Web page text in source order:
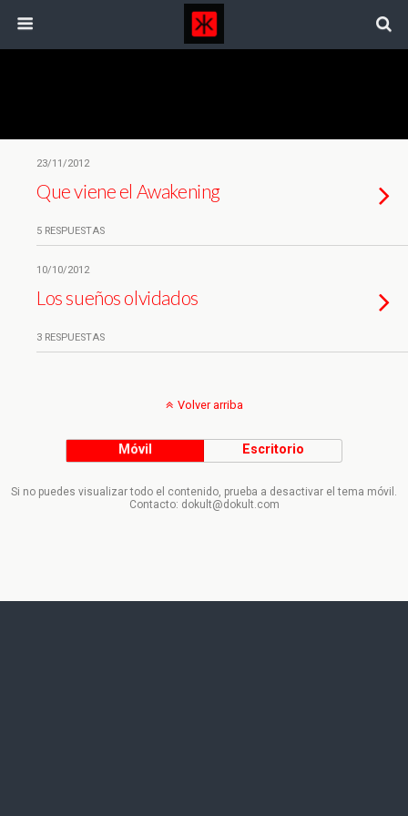
23/11/2012
Que viene el Awakening
5 RESPUESTAS
10/10/2012
Los sueños olvidados
3 RESPUESTAS
Volver arriba
Móvil Escritorio
Si no puedes visualizar todo el contenido, prueba a desactivar el tema móvil.
Contacto: dokult@dokult.com